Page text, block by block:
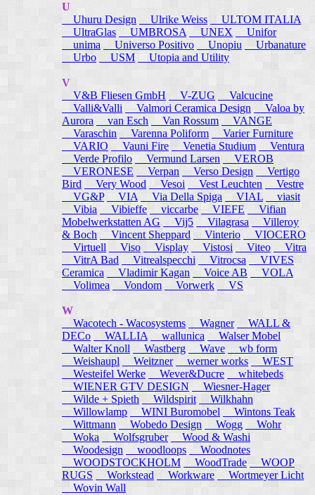
U
Uhuru Design
Ulrike Weiss
ULTOM ITALIA
UltraGlas
UMBROSA UNEX
Unifor
unima
Universo Positivo Unopiu
Urbanature
Urbo
USM Utopia and Utility
V
V&B Fliesen GmbH
V-ZUG
Valcucine
Valli&Valli
Valmori Ceramica Design
Valoa by
Aurora
van Esch Van Rossum
VANGE
Varaschin
Varenna Poliform
Varier Furniture
VARIO
Vauni Fire Venetia Studium
Ventura
Verde Profilo
Vermund Larsen
VEROB
VERONESE
Verpan Verso Design
Vertigo
Bird
Very Wood Vesoi Vest Leuchten
Vestre
VG&P
VIA Via Della Spiga VIAL
viasit
Vibia
Vibieffe viccarbe VIEFE
Vifian
Mobelwerkstatten AG
Vij5 Vilagrasa
Villeroy
& Boch
Vincent Sheppard Vinterio
VIOCERO
Virtuell
Viso Visplay Vistosi Viteo
Vitra
VitrA Bad
Vitrealspecchi Vitrocsa
VIVES
Ceramica
Vladimir Kagan Voice AB
VOLA
Volimea
Vondom Vorwerk VS
W
Wacotech - Wacosystems
Wagner
WALL &
DECo
WALLIA wallunica
Walser Mobel
Walter Knoll
Wastberg Wave
wb form
Weishaupl
Weitzner werner works
WEST
Westeifel Werke
Wever&Ducre
whitebeds
WIENER GTV DESIGN
Wiesner-Hager
Wilde + Spieth
Wildspirit
Wilkhahn
Willowlamp
WINI Buromobel
Wintons Teak
Wittmann
Wobedo Design Wogg
Wohr
Woka
Wolfsgruber
Wood & Washi
Woodesign
woodloops
Woodnotes
WOODSTOCKHOLM
WoodTrade
WOOP
RUGS
Workstead Workware
Wortmeyer Licht
Wovin Wall